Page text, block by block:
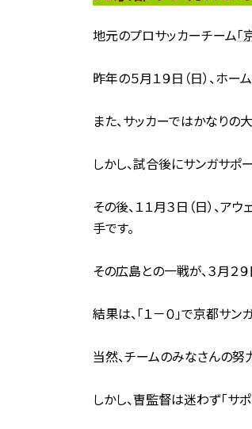
地元のプロサッカーチーム「
昨年の５月１９日（日）、ホ
また、サッカーではかなりの
しかし、試合後にサンガサポ
その後、１１月３日（日）、
手です。
その広島との一戦が、３月２９
結果は、「１－０」で京都サン
当然、チームのみなさんの努
しかし、曺監督は迷わず「サ